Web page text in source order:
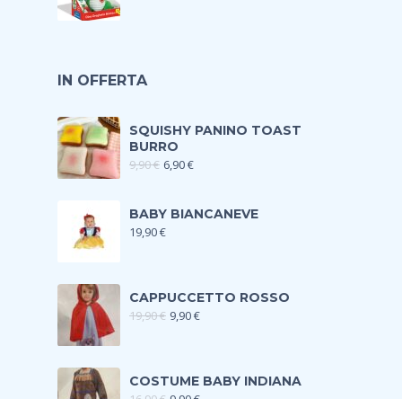
IN OFFERTA
SQUISHY PANINO TOAST
BURRO
9,90€ 6,90€
BABY BIANCANEVE
19,90€
CAPPUCCETTO ROSSO
19,90€ 9,90€
COSTUME BABY INDIANA